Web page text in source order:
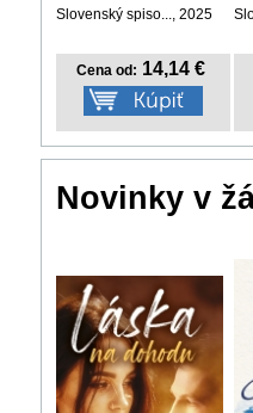
Slovenský spiso..., 2025
Cena od: 14,14 €
Novinky v